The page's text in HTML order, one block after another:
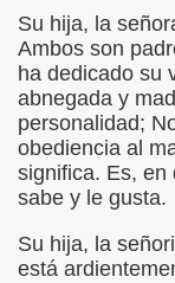
Su hija, la
Ambos son
ha dedicado su
abnegada y
personalidad;
obediencia al
significa. Es, en
sabe y le gusta.
Su hija, la
está
Elissalde)
1ª Escuela
06-09 (Pedro
(Francisco